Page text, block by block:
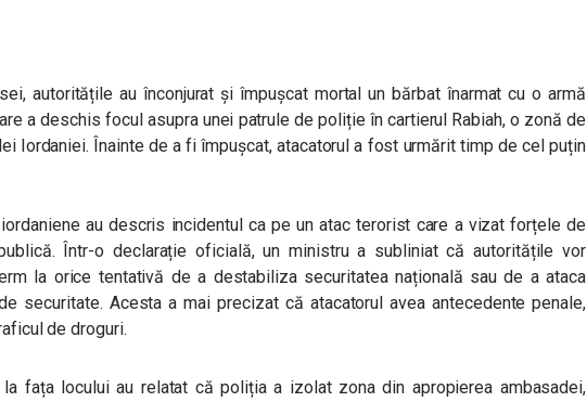
autoritățile au înconjurat și împușcat mortal un bărbat înarmat cu o armă
a deschis focul asupra unei patrule de poliție în cartierul Rabiah, o zonă de
Iordaniei. Înainte de a fi împușcat, atacatorul a fost urmărit timp de cel puțin
au descris incidentul ca pe un atac terorist care a vizat forțele de
Într-o declarație oficială, un ministru a subliniat că autoritățile vor
la orice tentativă de a destabiliza securitatea națională sau de a ataca
securitate. Acesta a mai precizat că atacatorul avea antecedente penale,
de droguri.
fața locului au relatat că poliția a izolat zona din apropierea ambasadei,